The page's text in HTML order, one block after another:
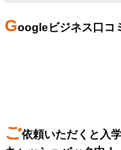
Googleビジネス口コ
ご依頼いただくと入